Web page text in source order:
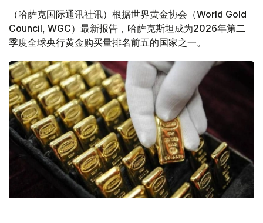
（哈萨克国际通讯社讯）根据世界黄金协会（World Gold
Council, WGC）最新报告，哈萨克斯坦成为2026年第二
季度全球央行黄金购买量排名前五的国家之一。